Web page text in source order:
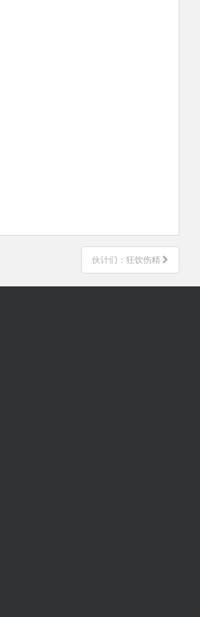
伙计们：狂饮伤精